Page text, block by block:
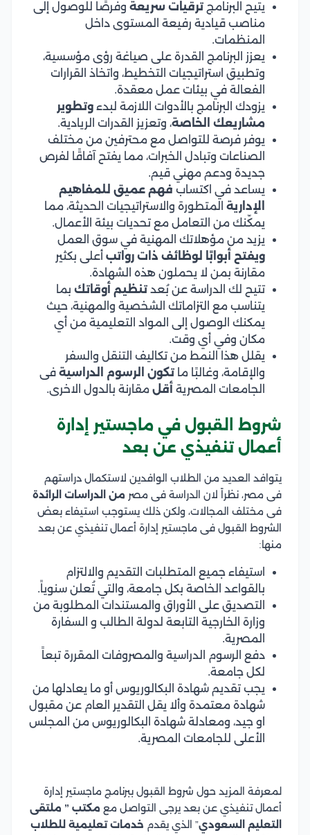
يتيح البرنامج ترقيات سريعة وفرصًا للوصول إلى
مناصب قيادية رفيعة المستوى داخل
المنظمات.
يعزز البرنامج القدرة على صياغة رؤى مؤسسية،
وتطبيق استراتيجيات التخطيط، واتخاذ القرارات
الفعالة في بيئات عمل معقدة.
يزودك البرنامج بالأدوات اللازمة لبدء وتطوير
مشاريعك الخاصة، وتعزيز القدرات الريادية.
يوفر فرصة للتواصل مع محترفين من مختلف
الصناعات وتبادل الخبرات، مما يفتح آفاقًا لفرص
جديدة ودعم مهني قيم.
يساعد في اكتساب فهم عميق للمفاهيم
الإدارية المتطورة والاستراتيجيات الحديثة، مما
يمكّنك من التعامل مع تحديات بيئة الأعمال.
يزيد من مؤهلاتك المهنية في سوق العمل
ويفتح أبوابًا لوظائف ذات رواتب أعلى بكثير
مقارنة بمن لا يحملون هذه الشهادة.
تتيح لك الدراسة عن بُعد تنظيم أوقاتك بما
يتناسب مع التزاماتك الشخصية والمهنية، حيث
يمكنك الوصول إلى المواد التعليمية من أي
مكان وفي أي وقت.
يقلل هذا النمط من تكاليف التنقل والسفر
والإقامة، وغالبًا ما تكون الرسوم الدراسية فى
الجامعات المصرية أقل مقارنة بالدول الاخرى.
شروط القبول في ماجستير إدارة
أعمال تنفيذي عن بعد
يتوافد العديد من الطلاب الوافدين لاستكمال دراستهم
فى مصر، نظراً لان الدراسة فى مصر من الدراسات الرائدة
فى مختلف المجالات، ولكن ذلك يستوجب استيفاء بعض
الشروط القبول فى ماجستير إدارة أعمال تنفيذي عن بعد
منها:
استيفاء جميع المتطلبات التقديم والالتزام
بالقواعد الخاصة بكل جامعة، والتي تُعلن سنوياً.
التصديق على الأوراق والمستندات المطلوبة من
وزارة الخارجية التابعة لدولة الطالب و السفارة
المصرية.
دفع الرسوم الدراسية والمصروفات المقررة تبعاً
لكل جامعة.
يجب تقديم شهادة البكالوريوس أو ما يعادلها من
شهادة معتمدة وألا يقل التقدير العام عن مقبول
او جيد، ومعادلة شهادة البكالوريوس من المجلس
الأعلى للجامعات المصرية.
لمعرفة المزيد حول شروط القبول ببرنامج ماجستير إدارة
أعمال تنفيذي عن بعد يرجى التواصل مع مكتب ” ملتقى
التعليم السعودي” الذي يقدم خدمات تعليمية للطلاب